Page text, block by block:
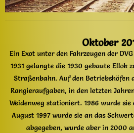
Oktober
Ein Exot unter den Fahrzeugen der
1931 gelangte die 1930 gebaute Ellok
Straßenbahn. Auf den Betriebshöfen
Rangieraufgaben, in den letzten
Weidenweg stationiert. 1986 wurde
August 1997 wurde sie an das
abgegeben, wurde aber in 2000